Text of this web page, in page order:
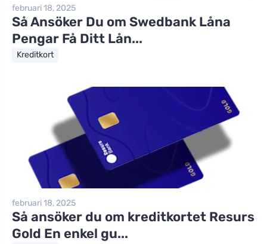
februari 18, 2025
Så Ansöker Du om Swedbank Låna
Pengar Få Ditt Lån...
Kreditkort
februari 18, 2025
Så ansöker du om kreditkortet Resurs
Gold En enkel gu...